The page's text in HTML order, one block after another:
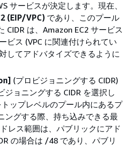
サービスが決定します。現在、
(EIP/VPC) であり、このプール
CIDR は、Amazon EC2 サービス
ビス (VPC に関連付けられてい
してアドバタイズできるように
(プロビジョニングする CIDR)
ジョニングする CIDR を選択し
トップレベルのプール内にあるプ
ングする際、持ち込みできる最
レス範囲は、パブリックにアド
の場合は /48 であり、パブリ